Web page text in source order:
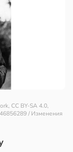
CC BY-SA 4.0,
/ Изменения